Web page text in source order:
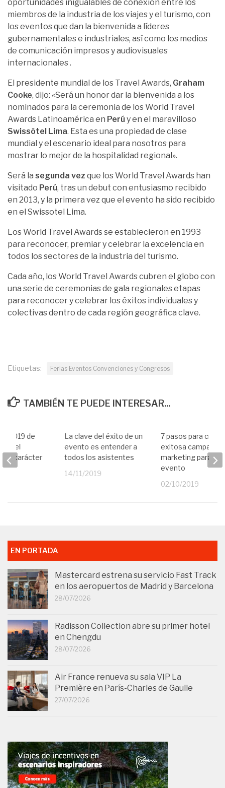
oportunidades inigualables de conexión entre los
miembros de la industria de los viajes y el turismo, con
los eventos que dan la bienvenida a líderes
gubernamentales e industriales, así como los medios
de comunicación impresos y audiovisuales
internacionales .
El presidente mundial de los Travel Awards, Graham
Cooke, dijo: «Será un honor dar la bienvenida a los
nominados para la ceremonia de los World Travel
Awards Latinoamérica en Perú y en el maravilloso
Swissôtel Lima. Esta es una propiedad de clase
mundial y el escenario ideal para nosotros para
mostrar lo mejor de la hospitalidad regional».
Será la segunda vez que los World Travel Awards han
visitado Perú, tras un debut con entusiasmo recibido
en 2013, y la primera vez que el evento ha sido recibido
en el Swissotel Lima.
Los World Travel Awards se establecieron en 1993
para reconocer, premiar y celebrar la excelencia en
todos los sectores de la industria del turismo.
Cada año, los World Travel Awards cubren el globo con
una serie de ceremonias de gala regionales etapas
para reconocer y celebrar los éxitos individuales y
colectivas dentro de cada región geográfica clave.
Etiquetas: Ferias Eventos Convenciones y Congresos
TAMBIÉN TE PUEDE INTERESAR...
La clave del éxito de un
evento es entender a
todos los asistentes
14/11/2019
7 pasos para crear
exitosa campaña
marketing para un
evento
02/10/2019
de
su carácter
EN PORTADA
Mastercard estrena su servicio Fast Track
en los aeropuertos de Madrid y Barcelona
28/07/2026
Radisson Collection abre su primer hotel
en Chengdu
28/07/2026
Air France renueva su sala VIP La
Première en París-Charles de Gaulle
27/07/2026